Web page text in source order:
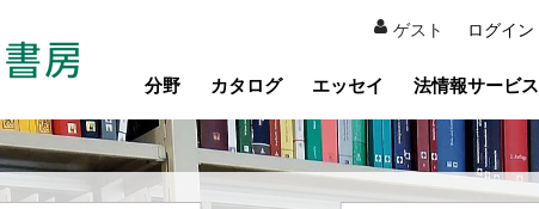
ゲスト ログイン
分野 カタログ エッセイ 法情報サービス